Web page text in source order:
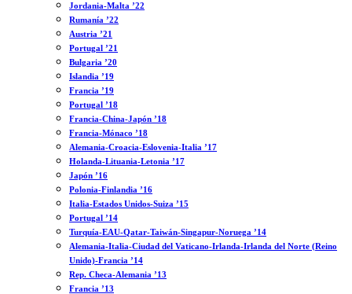
Jordania-Malta ’22
Rumanía ’22
Austria ’21
Portugal ’21
Bulgaria ’20
Islandia ’19
Francia ’19
Portugal ’18
Francia-China-Japón ’18
Francia-Mónaco ’18
Alemania-Croacia-Eslovenia-Italia ’17
Holanda-Lituania-Letonia ’17
Japón ’16
Polonia-Finlandia ’16
Italia-Estados Unidos-Suiza ’15
Portugal ’14
Turquía-EAU-Qatar-Taiwán-Singapur-Noruega ’14
Alemania-Italia-Ciudad del Vaticano-Irlanda-Irlanda del Norte (Reino
Unido)-Francia ’14
Rep. Checa-Alemania ’13
Francia ’13